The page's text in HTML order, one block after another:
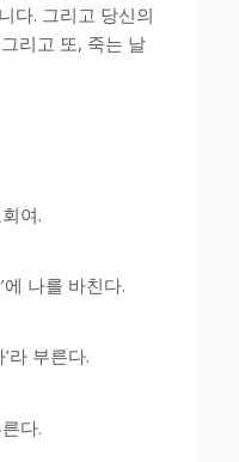
다. 그리고 당신의
리고 또, 죽는 날
여.
에 나를 바친다.
라 부른다.
다.